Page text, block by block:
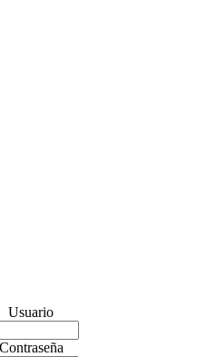
Usuario
Contraseña